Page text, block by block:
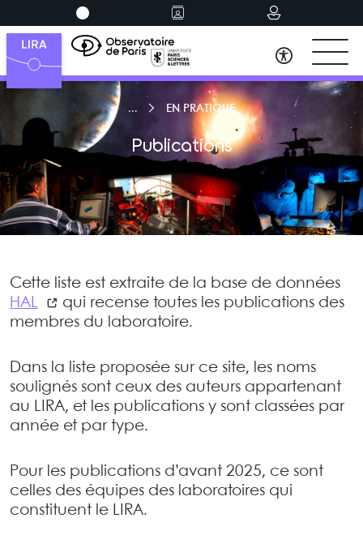
EN PRATIQUE
Publications
Cette liste est extraite de la base de données
HAL
qui recense toutes les publications des
membres du laboratoire.
Dans la liste proposée sur ce site, les noms
soulignés sont ceux des auteurs appartenant
au LIRA, et les publications y sont classées par
année et par type.
Pour les publications d’avant 2025, ce sont
celles des équipes des laboratoires qui
constituent le LIRA.